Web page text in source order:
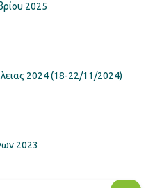
2025
2024 (18-22/11/2024)
2023